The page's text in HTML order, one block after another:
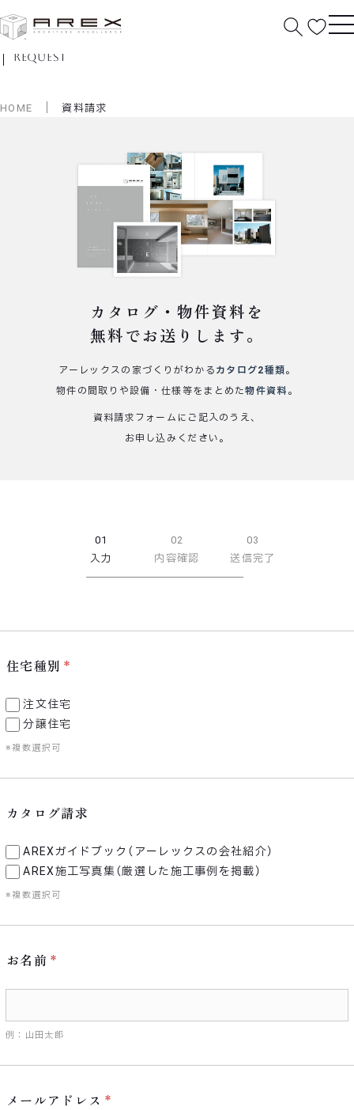
資料請求
request
HOME 資料請求
カタログ・物件資料を
無料でお送りします。
アーレックスの家づくりがわかる カタログ2種類。
物件の間取りや設備・仕様等をまとめた物件資料 。
資料請求フォームにご記入のうえ、
お申し込みください。
01
入力
02
内容確認
03
送信完了
住宅種別
注文住宅
分譲住宅
※複数選択可
カタログ請求
AREXガイドブック（アーレックスの会社紹介）
AREX施工写真集（厳選した施工事例を掲載）
※複数選択可
お名前
例：山田太郎
メールアドレス